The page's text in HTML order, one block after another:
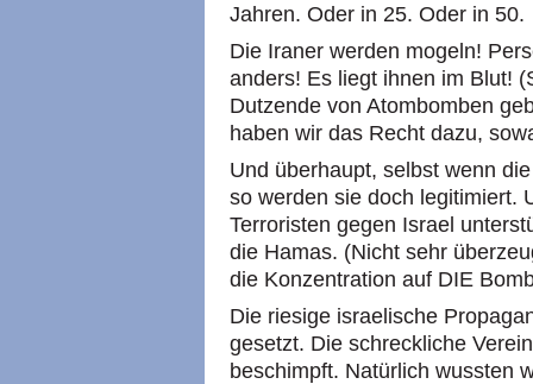
Jahren. Oder in 25. Oder in 50.
Die Iraner werden mogeln!
anders! Es liegt ihnen im Blut!
Dutzende von Atombomben
haben wir das Recht dazu,
Und überhaupt, selbst wenn
so werden sie doch legitimiert.
Terroristen gegen Israel
die Hamas. (Nicht sehr
die Konzentration auf DIE
Die riesige israelische
gesetzt. Die schreckliche
beschimpft. Natürlich wussten